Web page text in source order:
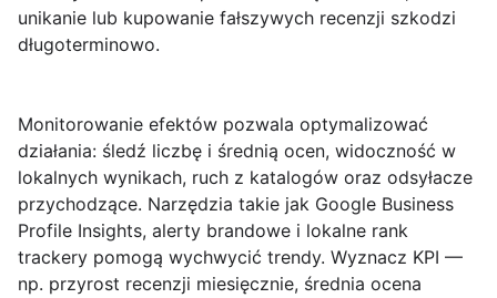
unikanie lub kupowanie fałszywych recenzji szkodzi
długoterminowo.
Monitorowanie efektów pozwala optymalizować
działania: śledź liczbę i średnią ocen, widoczność w
lokalnych wynikach, ruch z katalogów oraz odsyłacze
przychodzące. Narzędzia takie jak Google Business
Profile Insights, alerty brandowe i lokalne rank
trackery pomogą wychwycić trendy. Wyznacz KPI —
np. przyrost recenzji miesięcznie, średnia ocena